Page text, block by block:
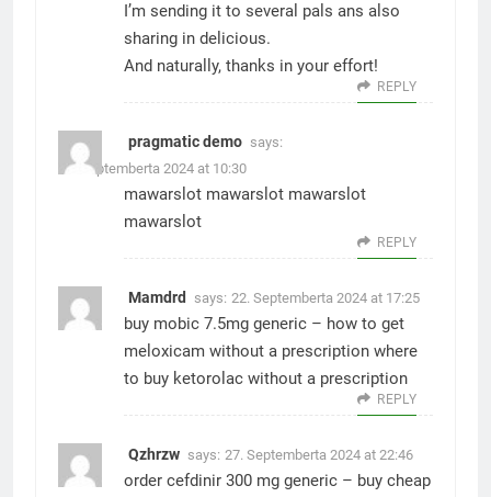
I’m sending it to several pals ans also
sharing in delicious.
And naturally, thanks in your effort!
REPLY
pragmatic demo says:
22. Septemberta 2024 at 10:30
mawarslot mawarslot mawarslot
mawarslot
REPLY
Mamdrd says: 22. Septemberta 2024 at 17:25
buy mobic 7.5mg generic – how to get
meloxicam without a prescription where
to buy ketorolac without a prescription
REPLY
Qzhrzw says: 27. Septemberta 2024 at 22:46
order cefdinir 300 mg generic – buy cheap